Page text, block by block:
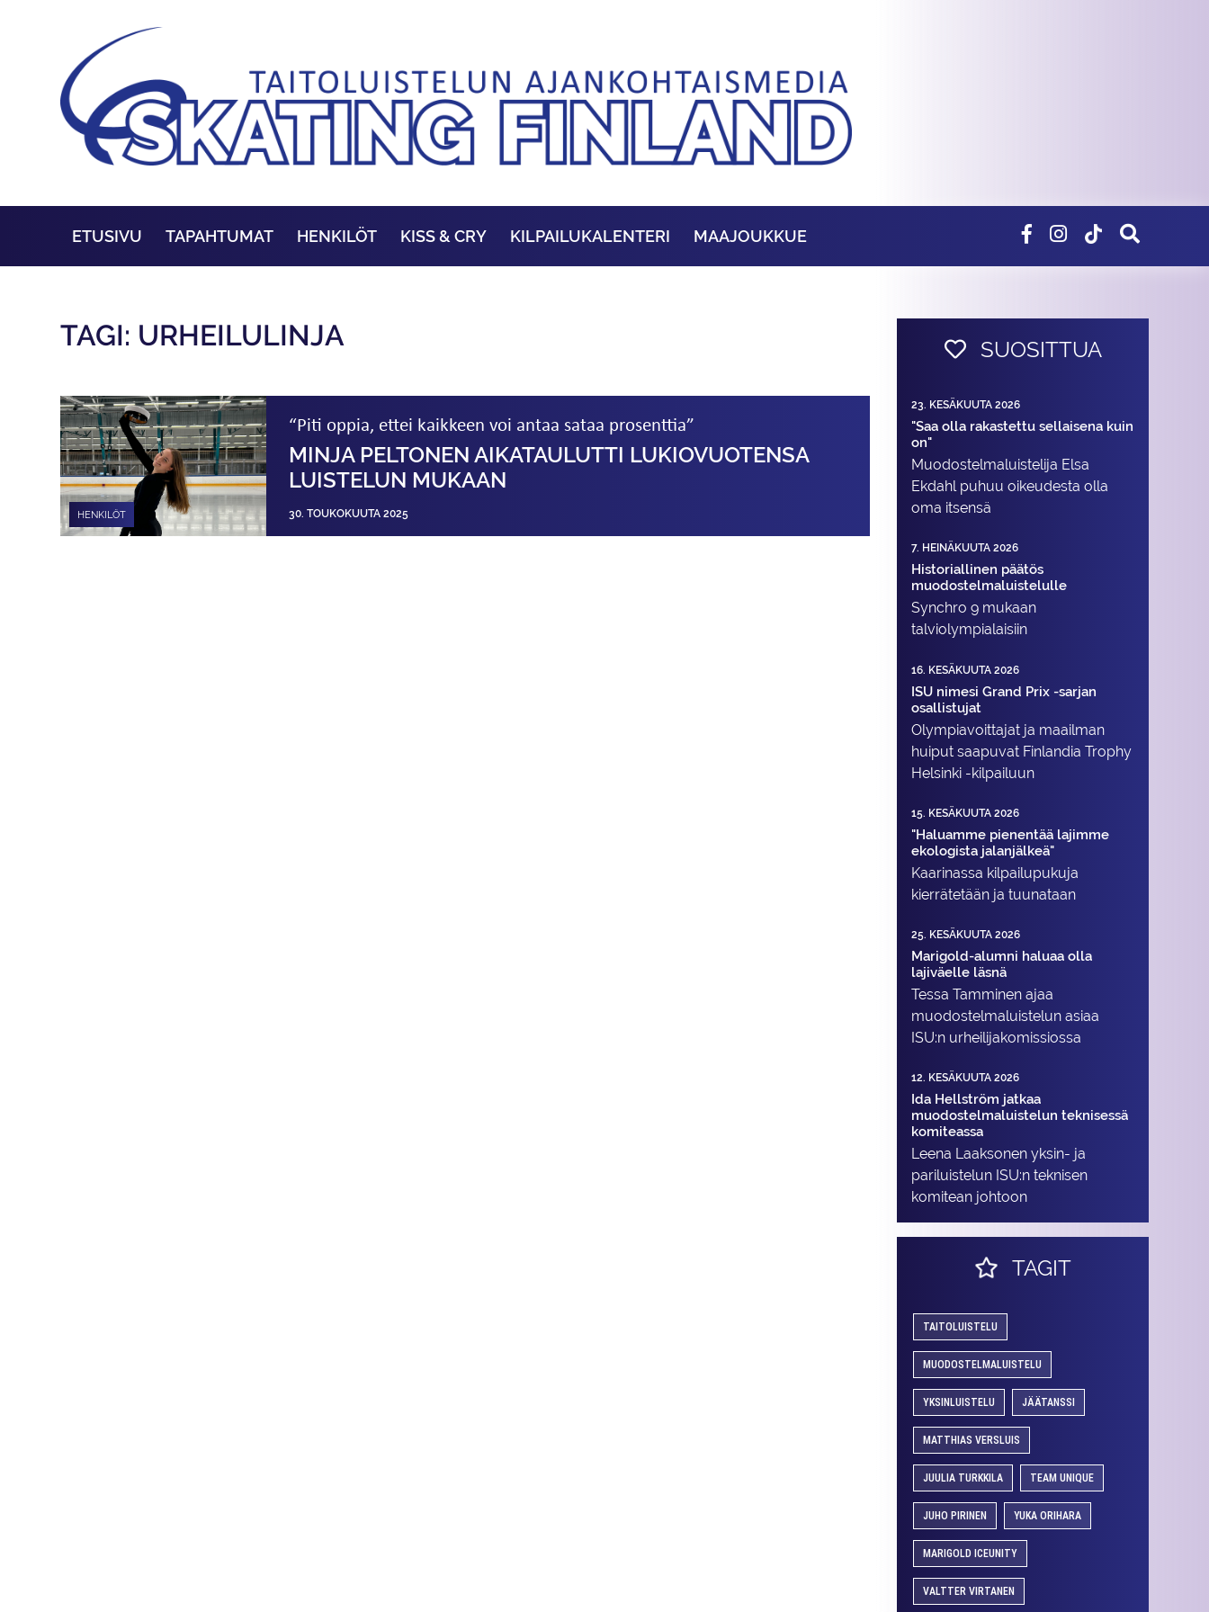
ETUSIVU TAPAHTUMAT HENKILÖT KISS & CRY KILPAILUKALENTERI MAAJOUKKUE
TAGI: URHEILULINJA
HENKILÖT
“Piti oppia, ettei kaikkeen voi antaa sataa prosenttia”
MINJA PELTONEN AIKATAULUTTI LUKIO­VUOTENSA
LUISTELUN MUKAAN
30. TOUKOKUUTA 2025
SUOSITTUA
23. KESÄKUUTA 2026
"Saa olla rakastettu sellaisena kuin
on"
Muodostelma­luistelija Elsa
Ekdahl puhuu oikeudesta olla
oma itsensä
7. HEINÄKUUTA 2026
Historiallinen päätös
muodostelmaluistelulle
Synchro 9 mukaan
talviolympialaisiin
16. KESÄKUUTA 2026
ISU nimesi Grand Prix -sarjan
osallistujat
Olympiavoittajat ja maailman
huiput saapuvat Finlandia Trophy
Helsinki -kilpailuun
15. KESÄKUUTA 2026
"Haluamme pienentää lajimme
ekologista jalanjälkeä"
Kaarinassa kilpailupukuja
kierrätetään ja tuunataan
25. KESÄKUUTA 2026
Marigold-alumni haluaa olla
lajiväelle läsnä
Tessa Tamminen ajaa
muodostelma­luistelun asiaa
ISU:n urheilija­komissiossa
12. KESÄKUUTA 2026
Ida Hellström jatkaa
muodostelmaluistelun teknisessä
komiteassa
Leena Laaksonen yksin- ja
pariluistelun ISU:n teknisen
komitean johtoon
TAGIT
TAITOLUISTELU
MUODOSTELMALUISTELU
YKSINLUISTELU JÄÄTANSSI
MATTHIAS VERSLUIS
JUULIA TURKKILA TEAM UNIQUE
JUHO PIRINEN YUKA ORIHARA
MARIGOLD ICEUNITY
VALTTER VIRTANEN